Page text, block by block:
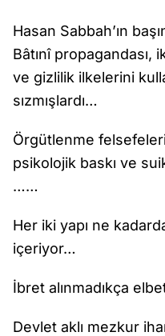
Hasan Sabbah’ın
Bâtınî
ve gizlilik ilkelerini
sızmışlardı…
Örgütlenme
psikolojik baskı ve
……
Her iki yapı ne
içeriyor…
İbret alınmadıkça
Devlet aklı mezkur